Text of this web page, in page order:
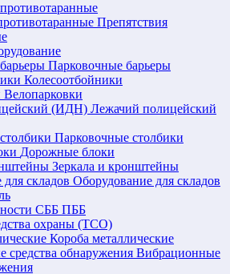
Препятствия
Парковочные барьеры
Колесоотбойники
Велопарковки
Лежачий полицейский
Парковочные столбики
Дорожные блоки
Зеркала и кронштейны
Оборудование для складов
СББ ПББ
охраны (ТСО)
Короба металлические
Вибрационные